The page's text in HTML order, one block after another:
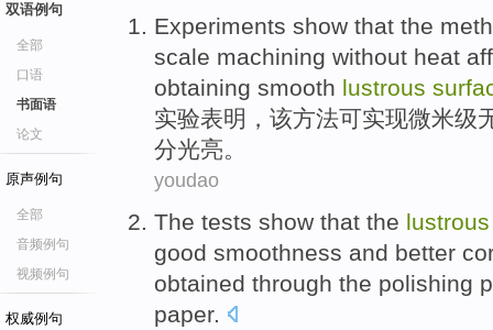
双语例句
全部
口语
书面语
论文
原声例句
全部
音频例句
视频例句
权威例句
Experiments show that the
scale machining without heat
obtaining smooth lustrous
实验表明 ， 该方法可实现微米级
分光亮。
youdao
The tests show that the lustrous
good smoothness and better
obtained through the polishing
paper.